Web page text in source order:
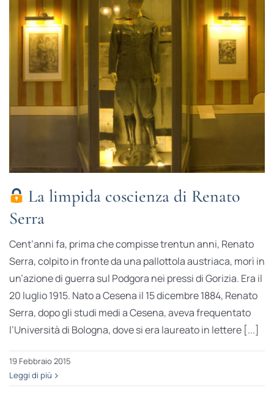
La limpida coscienza di Renato
Serra
Cent’anni fa, prima che compisse trentun anni, Renato
Serra, colpito in fronte da una pallottola austriaca, morì in
un’azione di guerra sul Podgora nei pressi di Gorizia. Era il
20 luglio 1915. Nato a Cesena il 15 dicembre 1884, Renato
Serra, dopo gli studi medi a Cesena, aveva frequentato
l’Università di Bologna, dove si era laureato in lettere [...]
19 Febbraio 2015
Leggi di più